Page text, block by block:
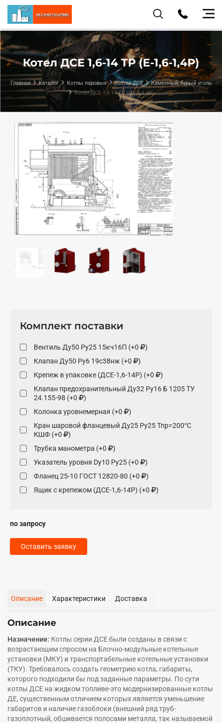
Котел ДСЕ 1,6-14 ТР (Е-1,6-1,4Р)
Главная Каталог Котлы паровые Котлы ДСЕ
Каменный, бурый уголь
Котел ДСЕ 1,6-14 ТР (Е-1,6-1,4Р)
Комплект поставки
Вентиль Ду50 Ру25 15кч16П (+0
)
Клапан Ду50 Ру6 19с38нж (+0
)
Крепеж в упаковке (ДСЕ-1,6-14Р) (+0
)
Клапан предохранительный Ду32 Ру16 Б 1205 ТУ
24.155-98 (+0
)
Колонка уровнемерная (+0
)
Кран шаровой фланцевый Ду25 Ру25 Тпр=200°С
КШФ (+0
)
Трубка манометра (+0
)
Указатель уровня Dy10 Py25 (+0
)
Фланец 25-10 ГОСТ 12820-80 (+0
)
Ящик с крепежом (ДСЕ-1,6-14Р) (+0
)
по запросу
Оставить заявку
Описание Характеристики Доставка
Описание
Назначение: Котлы серии ДСЕ были созданы в связи с
возрастающим спросом на Блочно-модульные котельные
установки (МКУ) и транспортабельные котельные установки
(ТКУ). Требовалось создать геометрию котла, габариты,
которого подходили бы под заданные параметры. По сути
котлы ДСЕ на жидком топливе-это модернизированные котлы
ДЕ, существенным отличием которых является уменьшение
габаритов и наличие газоблоки (внешний ряд труб-
газоплотный, обшивается полосами металла, так называемой